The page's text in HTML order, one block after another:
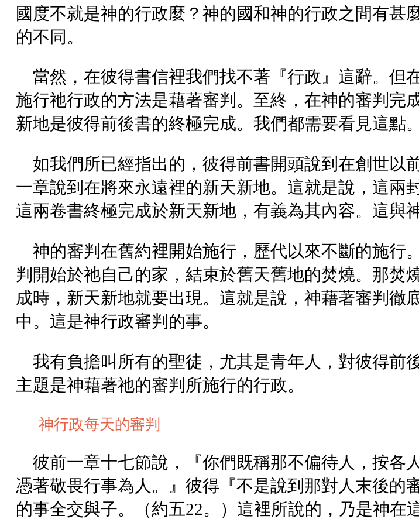
國度不就是神的行政麼？神的國和神的行政之間有甚
的不同。
當然，在彼得書信裡我們找不著『行政』這辭。但
施行祂行政的方法是藉著審判。至終，在神的審判完
新地是彼得前後書的終極完成。我們都需要看見這點。
如我們所已經指出的，彼得前書開頭說到在創世以
一章說到在將來永遠裡的新天新地。這就是說，這兩
這兩卷書終極完成於新天新地，有義為其內容。這與
神的審判在舊約裡開始施行，歷代以來不斷的施行
判開始於祂自己的家，結束於舊天舊地的焚燒。那焚
成時，新天新地就要出現。這就是說，神藉著審判徹
中。這是神行政審判的事。
我有負擔叫所有的聖徒，尤其是青年人，對彼得前
主題是神藉著祂的審判所施行的行政。
神行政每天的審判
彼前一章十七節說，『你們既稱那不偏待人，按各
憑著敬畏行事為人。』彼得『不是說到那對人末後的
的事全交與子。（約五22。）這裡所說的，乃是神